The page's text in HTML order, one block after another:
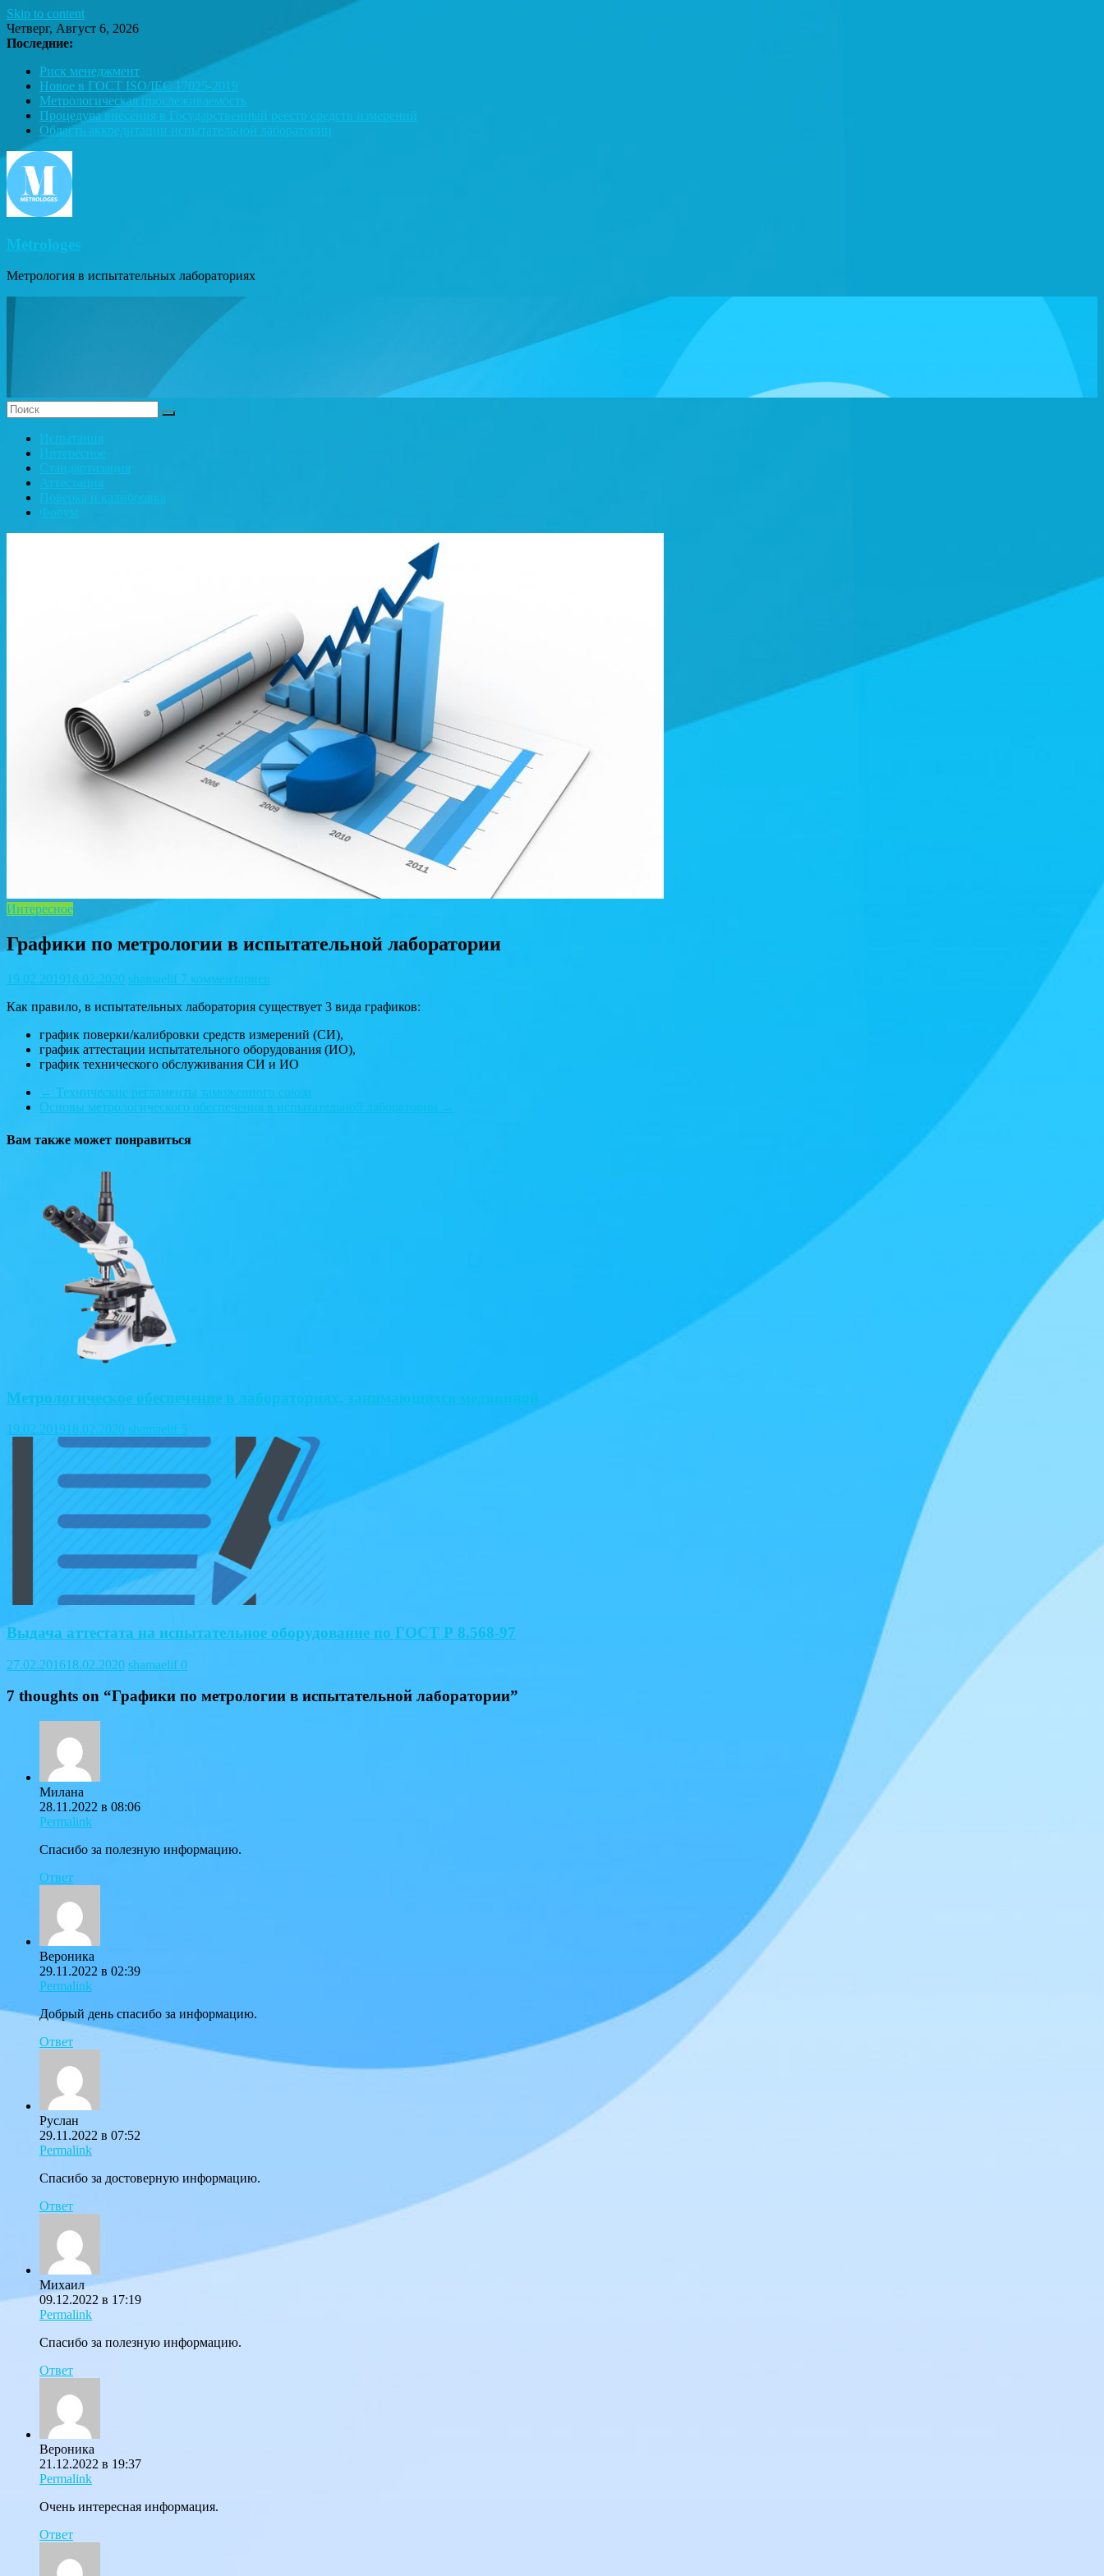
Skip to content
Четверг, Август 6, 2026
Последние:
Риск менеджмент
Новое в ГОСТ ISO/IEC 17025-2019
Метрологическая прослеживаемость
Процедура внесения в Государственный реестр средств измерений
Область аккредитации испытательной лаборатории
Metrologes
Метрология в испытательных лабораториях
Испытания
Интересное
Стандартизация
Аттестация
Поверка и калибровка
Форум
Интересное
Графики по метрологии в испытательной лаборатории
19.02.2019 18.02.2020 shamaelif 7 комментариев
Как правило, в испытательных лаборатория существует 3 вида графиков:
график поверки/калибровки средств измерений (СИ),
график аттестации испытательного оборудования (ИО),
график технического обслуживания СИ и ИО
← Технические регламенты таможенного союза
Основы метрологического обеспечения в испытательной лаборатории
Вам также может понравиться
Метрологическое обеспечение в лабораториях, занимающихся медициной
19.02.2019 18.02.2020 shamaelif 5
Выдача аттестата на испытательное оборудование по ГОСТ Р 8.568-97
27.02.201618.02.2020 shamaelif 0
7 thoughts on “Графики по метрологии в испытательной лаборатории”
Милана
28.11.2022 в 08:06
Permalink
Спасибо за полезную информацию.
Ответ
Вероника
29.11.2022 в 02:39
Permalink
Добрый день спасибо за информацию.
Ответ
Руслан
29.11.2022 в 07:52
Permalink
Спасибо за достоверную информацию.
Ответ
Михаил
09.12.2022 в 17:19
Permalink
Спасибо за полезную информацию.
Ответ
Вероника
21.12.2022 в 19:37
Permalink
Очень интересная информация.
Ответ